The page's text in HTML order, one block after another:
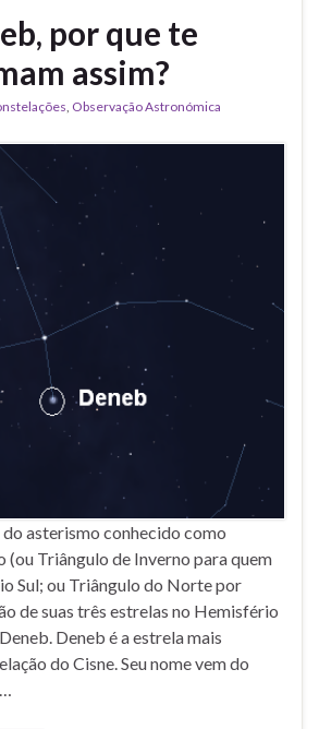
por que te
assim?
, Observação Astronómica
asterismo conhecido como
(ou Triângulo de Inverno para quem
Sul; ou Triângulo do Norte por
de suas três estrelas no Hemisfério
Deneb é a estrela mais
do Cisne. Seu nome vem do